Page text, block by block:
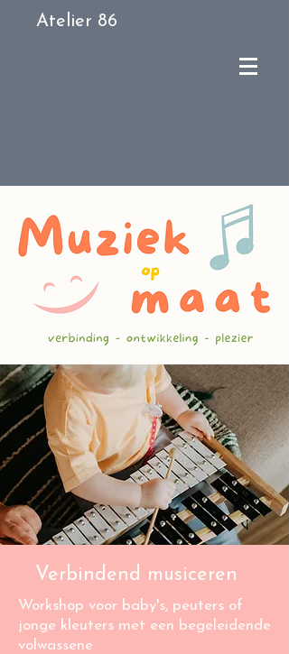
Atelier 86
Verbindend musiceren
Workshop voor baby's, peuters of
jonge kleuters met een begeleidende
volwassene